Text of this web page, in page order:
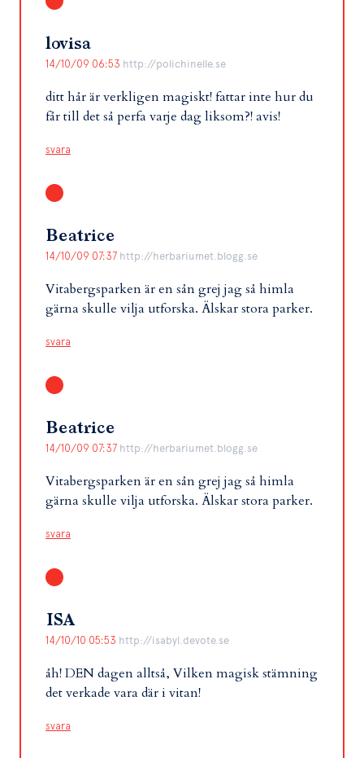
lovisa
14/10/09 06:53 http://polichinelle.se
ditt hår är verkligen magiskt! fattar inte hur du
får till det så perfa varje dag liksom?! avis!
svara
Beatrice
14/10/09 07:37 http://herbariumet.blogg.se
Vitabergsparken är en sån grej jag så himla
gärna skulle vilja utforska. Älskar stora parker.
svara
Beatrice
14/10/09 07:37 http://herbariumet.blogg.se
Vitabergsparken är en sån grej jag så himla
gärna skulle vilja utforska. Älskar stora parker.
svara
ISA
14/10/10 05:53 http://isabyl.devote.se
åh! DEN dagen alltså, Vilken magisk stämning
det verkade vara där i vitan!
svara